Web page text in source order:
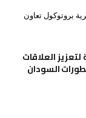
بروتوكول تعاون
العلاقات
السودان